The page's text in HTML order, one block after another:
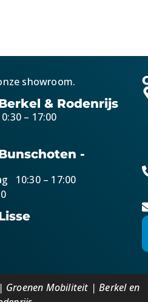
showroom.
& Rodenrijs
– 17:00
-
10:30 – 17:00
Mobiliteit | Berkel en